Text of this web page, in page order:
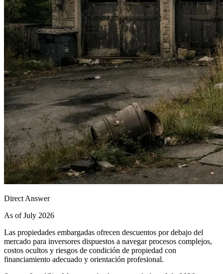
Direct Answer
As of July 2026
Las propiedades embargadas ofrecen descuentos por debajo del
mercado para inversores dispuestos a navegar procesos complejos,
costos ocultos y riesgos de condición de propiedad con
financiamiento adecuado y orientación profesional.